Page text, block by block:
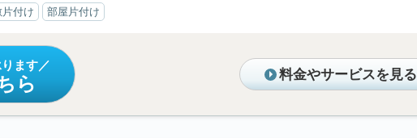
付け 部屋片付け
ます
ら 料金やサービスを見る